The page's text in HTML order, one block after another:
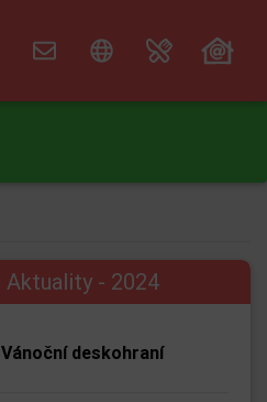
Aktuality - 2024
Vánoční deskohraní